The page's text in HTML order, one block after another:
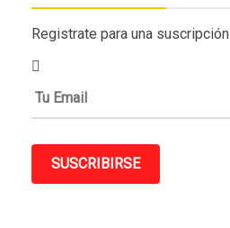
Registrate para una suscripción
SUSCRIBIRSE